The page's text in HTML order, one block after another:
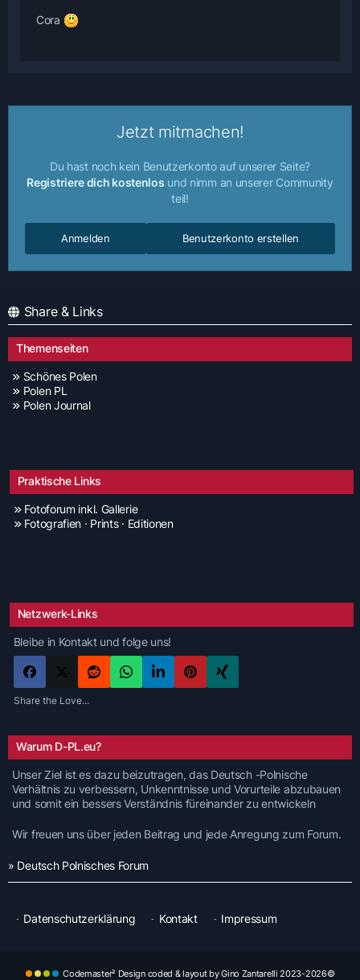
Cora
Jetzt mitmachen!
Du hast noch kein Benutzerkonto auf unserer Seite?
Registriere dich kostenlos und nimm an unserer Community
teil!
Benutzerkonto erstellen
Anmelden
Share & Links
Themenseiten
Schönes Polen
Polen PL
Polen Journal
Praktische Links
Fotoforum inkl. Gallerie
Fotografien · Prints · Editionen
Netzwerk-Links
Bleibe in Kontakt und folge uns!
Share the Love...
Warum D-PL.eu?
Unser Ziel ist es dazu beizutragen, das Deutsch -Polnische
Verhältnis zu verbessern, Unkenntnisse und Vorurteile abzubauen
und somit ein bessers Verständnis füreinander zu entwickeln
Wir freuen uns über jeden Beitrag und jede Anregung zum Forum.
» Deutsch Polnisches Forum
Datenschutzerklärung Kontakt Impressum
Codemaster² Design coded & layout by Gino Zantarelli 2023-2026©